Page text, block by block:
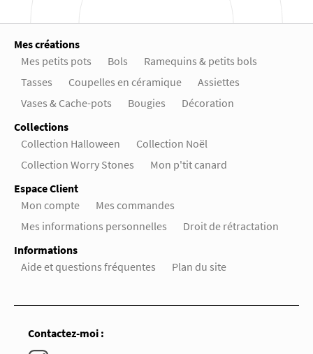
Mes créations
Mes petits pots
Bols
Ramequins & petits bols
Tasses
Coupelles en céramique
Assiettes
Vases & Cache-pots
Bougies
Décoration
Collections
Collection Halloween
Collection Noël
Collection Worry Stones
Mon p'tit canard
Espace Client
Mon compte
Mes commandes
Mes informations personnelles
Droit de rétractation
Informations
Aide et questions fréquentes
Plan du site
Contactez-moi :